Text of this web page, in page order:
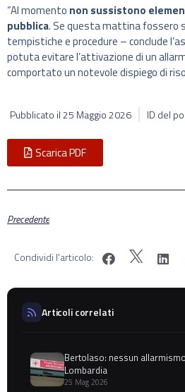
“Al momento non sussistono
pubblica. Se questa mattina
tempistiche e procedure – conclude
potuta evitare l’attivazione di un
comportato un notevole dispiego di
Pubblicato il25 Maggio 2026 ID del
Scarica PDF
Precedente
Condividi l'articolo:
Articoli correlati
Bertolaso: nessun
Lombardia
25 Mag 2026